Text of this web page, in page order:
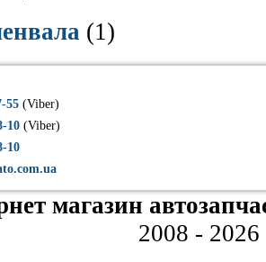
(1)
55 (Viber)
10 (Viber)
10
магазин
2008 - 2026